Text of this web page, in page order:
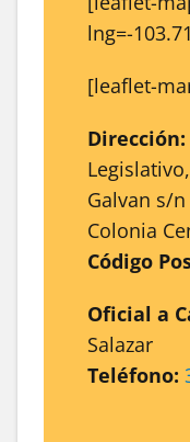
lng=-
[leaflet-
Dirección:
Galvan s/
Colonia
Código
Oficial a
Salazar
Teléfono: